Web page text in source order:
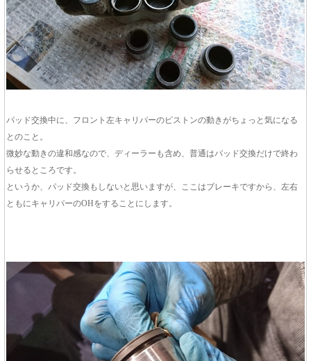
パッド交換中に、フロント左キャリパーのピストンの動きがちょっと気になる
とのこと。
微妙な動きの違和感なので、ディーラーも含め、普通はパッド交換だけで終わ
らせるところです。
というか、パッド交換もしないと思いますが、ここはブレーキですから、左右
ともにキャリパーのOHをすることにします。